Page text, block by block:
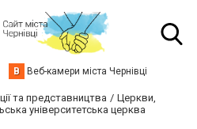
В Веб-камери міста Чернівці
та представництва
Церкви,
університетська церква